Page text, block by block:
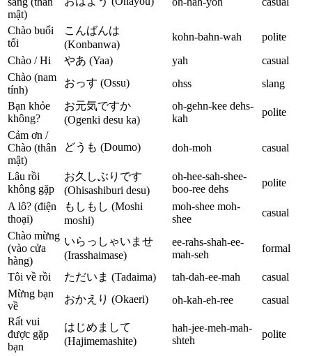
mật)
Chào buổi
tối
こんばんは
(Konbanwa)
kohn-bahn-wah
polite
Chào / Hi
やあ (Yaa) yah
casual
Chào (nam
tính)
おっす (Ossu) ohss
slang
Bạn khỏe
không?
お元気ですか
(Ogenki desu ka)
oh-gehn-kee dehs-
kah
polite
Cảm ơn /
Chào (thân
mật)
どうも (Doumo) doh-moh casual
Lâu rồi
không gặp
お久しぶりです
(Ohisashiburi desu)
oh-hee-sah-shee-
boo-ree dehs
polite
A lô? (điện
thoại)
もしもし (Moshi
moshi)
moh-shee moh-
shee
casual
Chào mừng
(vào cửa
hàng)
いらっしゃいませ
(Irasshaimase)
ee-rahs-shah-ee-
mah-seh
formal
Tôi về rồi ただいま (Tadaima) tah-dah-ee-mah
casual
Mừng bạn
về
おかえり (Okaeri) oh-kah-eh-ree
casual
Rất vui
được gặp
bạn
はじめまして
(Hajimemashite)
hah-jee-meh-mah-
shteh
polite